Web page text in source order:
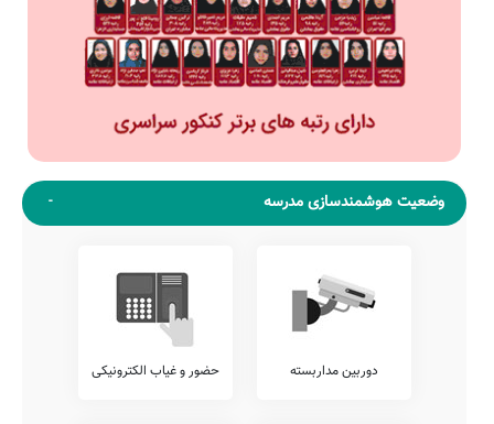
وضعیت هوشمندسازی مدرسه
دوربین مداربسته حضور و غیاب الکترونیکی